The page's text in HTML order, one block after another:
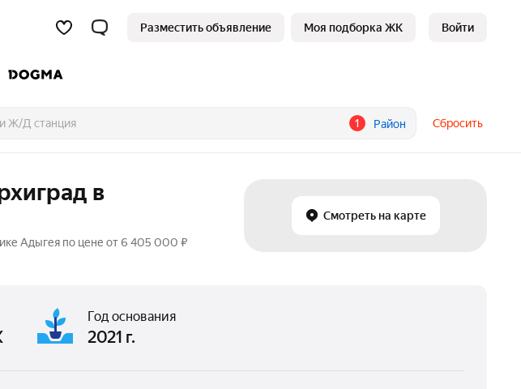
Разместить объявление Моя подборка ЖК Войти
1 Район Сбросить
в
Адыгея по цене от 6 405 000 ₽
Смотреть на карте
Год основания
2021 г.